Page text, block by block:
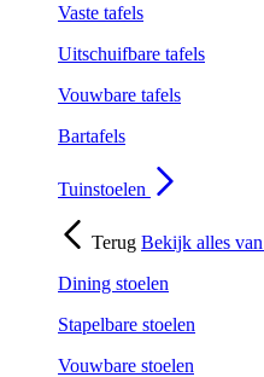
Vaste tafels
Uitschuifbare tafels
Vouwbare tafels
Bartafels
Tuinstoelen
Terug Bekijk alles van
Dining stoelen
Stapelbare stoelen
Vouwbare stoelen